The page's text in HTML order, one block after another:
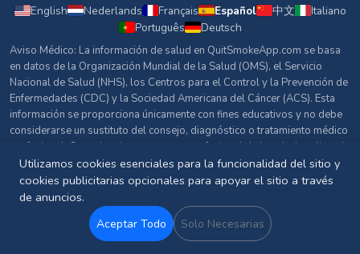
English Nederlands Français Español 中文
Italiano
Português
Deutsch
Aviso Médico: La información de salud en QuitSmokeApp.com se basa
en datos de la Organización Mundial de la Salud (OMS), el Servicio
Nacional de Salud (NHS), los Centros para el Control y la Prevención de
Enfermedades (CDC) y la Sociedad Americana del Cáncer (ACS). Esta
información se proporciona únicamente con fines educativos y no debe
considerarse un sustituto del consejo, diagnóstico o tratamiento médico
profesional. Consulta siempre con un profesional de la salud cualificado
sobre cualquier pregunta relacionada con tu salud.
Fuentes y Referencias
© 2026 QuitSmokeApp.com. Todos los derechos reservados.
Utilizamos cookies esenciales para la funcionalidad del sitio y
cookies publicitarias opcionales para apoyar el sitio a través
de anuncios.
Aceptar Todo Solo Necesarias